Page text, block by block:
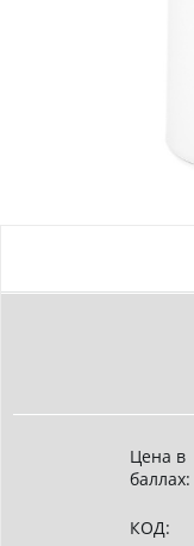
Цена в
баллах:
КОД: